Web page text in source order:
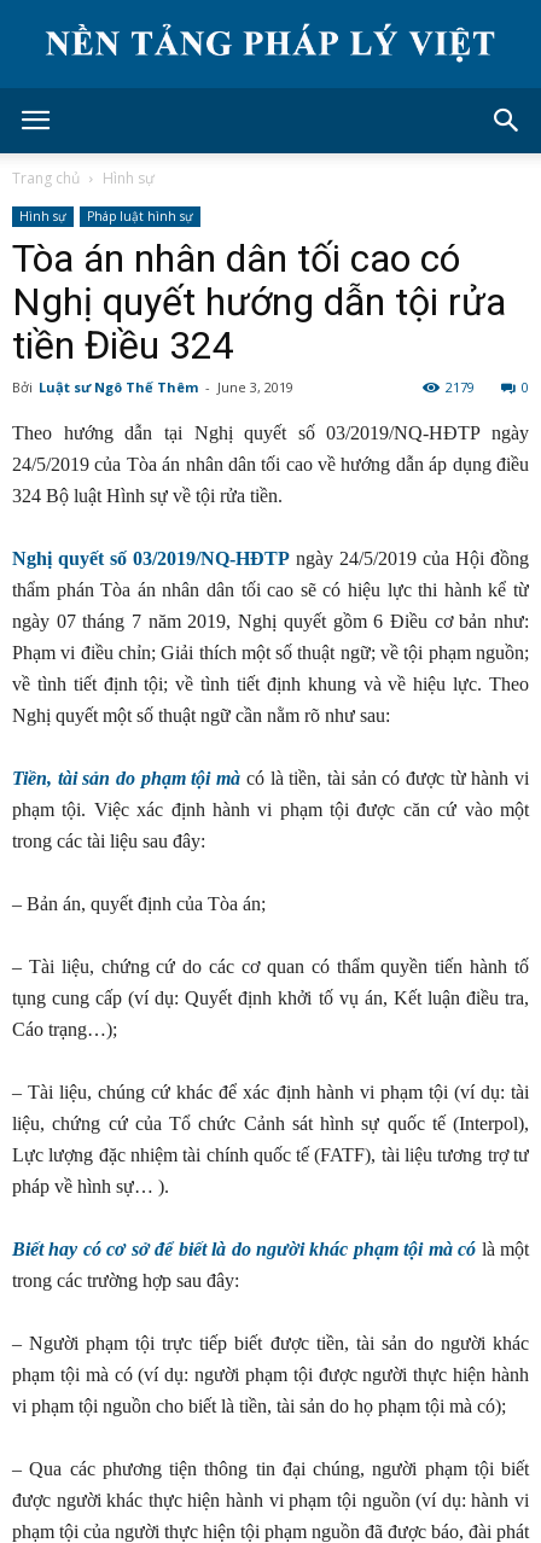
Trang chủ Hình sự
Hình sự Pháp luật hình sự
Tòa án nhân dân tối cao có
Nghị quyết hướng dẫn tội rửa
tiền Điều 324
Bởi Luật sư Ngô Thế Thêm - June 3, 2019 0
2179
Theo hướng dẫn tại Nghị quyết số 03/2019/NQ-HĐTP ngày
24/5/2019 của Tòa án nhân dân tối cao về hướng dẫn áp dụng điều
324 Bộ luật Hình sự về tội rửa tiền.
Nghị quyết số 03/2019/NQ-HĐTP ngày 24/5/2019 của Hội đồng
thẩm phán Tòa án nhân dân tối cao sẽ có hiệu lực thi hành kể từ
ngày 07 tháng 7 năm 2019, Nghị quyết gồm 6 Điều cơ bản như:
Phạm vi điều chỉn; Giải thích một số thuật ngữ; về tội phạm nguồn;
về tình tiết định tội; về tình tiết định khung và về hiệu lực. Theo
Nghị quyết một số thuật ngữ cần nằm rõ như sau:
Tiền, tài sản do phạm tội mà có là tiền, tài sản có được từ hành vi
phạm tội. Việc xác định hành vi phạm tội được căn cứ vào một
trong các tài liệu sau đây:
– Bản án, quyết định của Tòa án;
– Tài liệu, chứng cứ do các cơ quan có thẩm quyền tiến hành tố
tụng cung cấp (ví dụ: Quyết định khởi tố vụ án, Kết luận điều tra,
Cáo trạng…);
– Tài liệu, chúng cứ khác để xác định hành vi phạm tội (ví dụ: tài
liệu, chứng cứ của Tổ chức Cảnh sát hình sự quốc tế (Interpol),
Lực lượng đặc nhiệm tài chính quốc tế (FATF), tài liệu tương trợ tư
pháp về hình sự… ).
Biết hay có cơ sở để biết là do người khác phạm tội mà có là một
trong các trường hợp sau đây:
– Người phạm tội trực tiếp biết được tiền, tài sản do người khác
phạm tội mà có (ví dụ: người phạm tội được người thực hiện hành
vi phạm tội nguồn cho biết là tiền, tài sản do họ phạm tội mà có);
– Qua các phương tiện thông tin đại chúng, người phạm tội biết
được người khác thực hiện hành vi phạm tội nguồn (ví dụ: hành vi
phạm tội của người thực hiện tội phạm nguồn đã được báo, đài phát